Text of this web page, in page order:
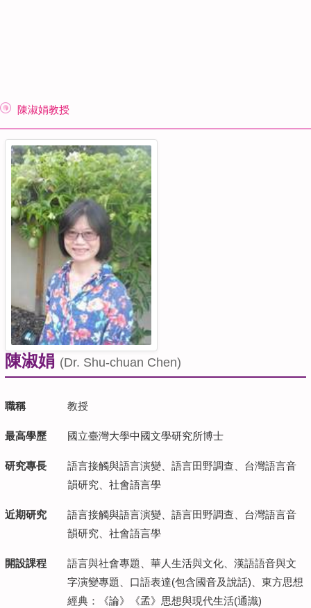
陳淑娟教授
陳淑娟 (Dr. Shu-chuan Chen)
職稱 教授
最高學歷 國立臺灣大學中國文學研究所博士
研究專長
語言接觸與語言演變、語言田野調查、台灣語言音
韻研究、社會語言學
近期研究
語言接觸與語言演變、語言田野調查、台灣語言音
韻研究、社會語言學
開設課程
語言與社會專題、華人生活與文化、漢語語音與文
字演變專題、口語表達(包含國音及說話)、東方思想
經典：《論》《孟》思想與現代生活(通識)